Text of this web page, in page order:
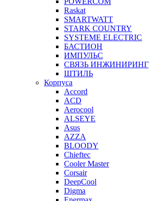
Raskat
SMARTWATT
STARK COUNTRY
SYSTEME ELECTRIC
БАСТИОН
ИМПУЛЬС
СВЯЗЬ ИНЖИНИРИНГ
ШТИЛЬ
Корпуса
Accord
ACD
Aerocool
ALSEYE
Asus
AZZA
BLOODY
Chieftec
Cooler Master
Corsair
DeepCool
Digma